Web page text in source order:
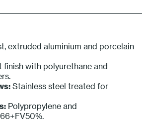
extruded aluminium and porcelain
finish with polyurethane and
Stainless steel treated for
Polypropylene and